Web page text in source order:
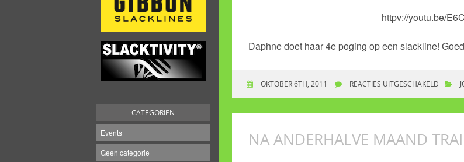
CATEGORIËN
Events
Geen categorie
httpv://youtu.be/
Daphne doet haar 4e poging op een slackline!
OKTOBER 6TH, 2011 REACTIES UITGESCHAKELD VOOR
NA ANDERHALVE MAAND